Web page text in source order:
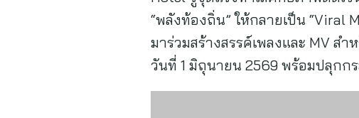
“พลังท้องถิ่น” ให้กลายเป็น “Viral
มาร่วมสร้างสรรค์เพลงและ MV สำ
วันที่ 1 มิถุนายน 2569 พร้อมปลุกก